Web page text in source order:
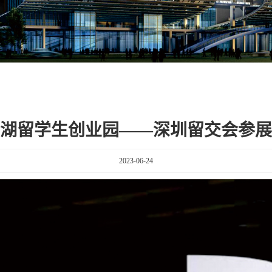
留学生创业园——深圳留交会参
2023-06-24